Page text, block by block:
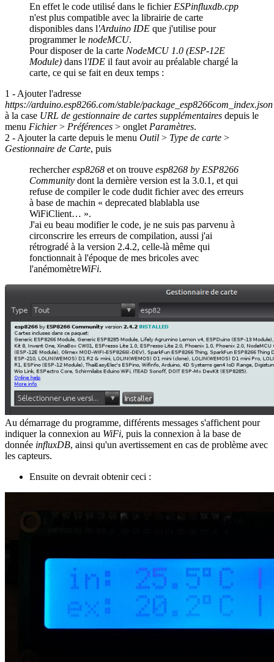
En effet le code utilisé dans le fichier ESPinfluxdb.cpp
n'est plus compatible avec la librairie de carte
disponibles dans l'Arduino IDE que j'utilise pour
programmer le nodeMCU.
Pour disposer de la carte NodeMCU 1.0 (ESP-12E
Module) dans l'IDE il faut avoir au préalable chargé la
carte, ce qui se fait en deux temps :
1 - Ajouter l'adresse
https://arduino.esp8266.com/stable/package_esp8266com_index.json
à la case URL de gestionnaire de cartes supplémentaires depuis le
menu Fichier> Préférences > onglet Paramètres.
2 - Ajouter la carte depuis le menu Outil > Type de carte >
Gestionnaire de Carte, puis
rechercheresp8268 et on trouve esp8268 by ESP8266
Community dont la dernière version est la 3.0.1, et qui
refuse de compiler le code dudit fichier avec des erreurs
à base de machin « deprecated blablabla use
WiFiClient… ».
J'ai eu beau modifier le code, je ne suis pas parvenu à
circonscrire les erreurs de compilation, aussi j'ai
rétrogradé à la version 2.4.2, celle-là même qui
fonctionnait à l'époque de mes bricoles avec
l'anémomètreWiFi.
Au démarrage du programme, différents messages s'affichent pour
indiquer la connexion au WiFi, puis la connexion à la base de
donnée influxDB, ainsi qu'un avertissement en cas de problème avec
les capteurs.
Ensuite on devrait obtenir ceci :